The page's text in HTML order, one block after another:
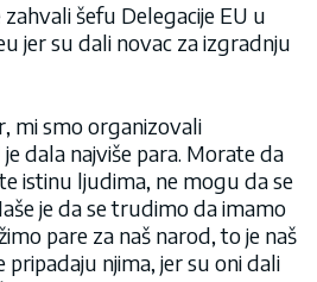
šefu Delegacije EU u
jer su dali novac za izgradnju
mi smo organizovali
dala najviše para. Morate da
istinu ljudima, ne mogu da se
je da se trudimo da imamo
pare za naš narod, to je naš
pripadaju njima, jer su oni dali